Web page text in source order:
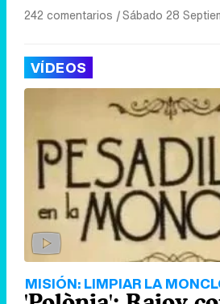
242 comentarios |Sábado 28
VÍDEOS
MISIÓN: LIMPIAR LA